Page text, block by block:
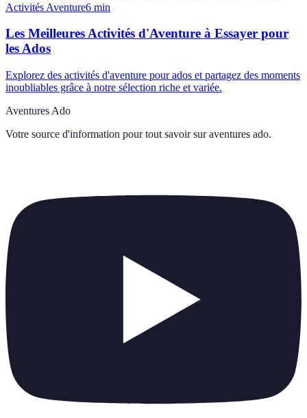
Activités Aventure6 min
Les Meilleures Activités d'Aventure à Essayer pour
les Ados
Explorez des activités d'aventure pour ados et partagez des moments
inoubliables grâce à notre sélection riche et variée.
Aventures Ado
Votre source d'information pour tout savoir sur aventures ado.